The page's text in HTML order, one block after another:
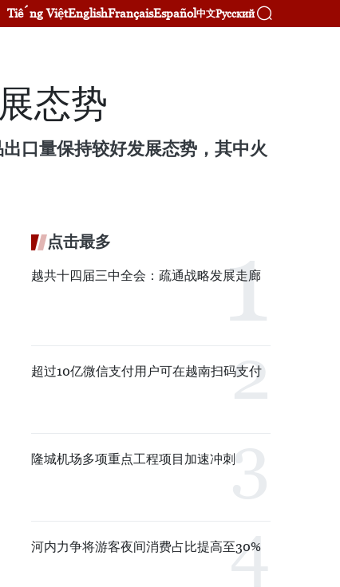
Tiếng ViệtEnglishFrançaisEspañol中文Русский
态势
口量保持较好发展态势，其中火
点击最多
越共十四届三中全会：疏通战略发展走廊
超过10亿微信支付用户可在越南扫码支付
隆城机场多项重点工程项目加速冲刺
河内力争将游客夜间消费占比提高至30%